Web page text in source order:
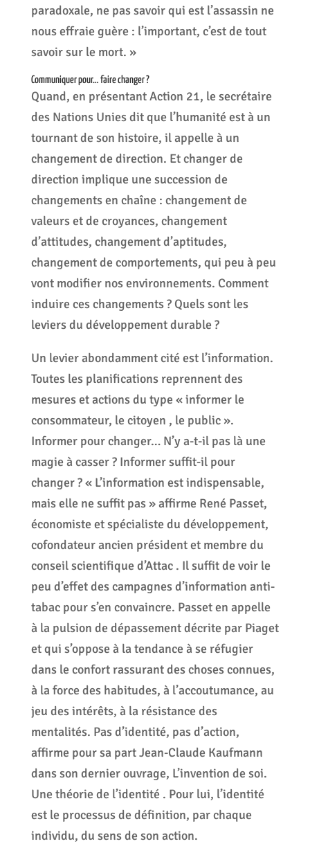
paradoxale, ne pas savoir qui est l’assassin ne
nous effraie guère : l’important, c’est de tout
savoir sur le mort. »
Communiquer pour… faire changer ?
Quand, en présentant Action 21, le secrétaire
des Nations Unies dit que l’humanité est à un
tournant de son histoire, il appelle à un
changement de direction. Et changer de
direction implique une succession de
changements en chaîne : changement de
valeurs et de croyances, changement
d’attitudes, changement d’aptitudes,
changement de comportements, qui peu à peu
vont modifier nos environnements. Comment
induire ces changements ? Quels sont les
leviers du développement durable ?
Un levier abondamment cité est l’information.
Toutes les planifications reprennent des
mesures et actions du type « informer le
consommateur, le citoyen , le public ».
Informer pour changer… N’y a-t-il pas là une
magie à casser ? Informer suffit-il pour
changer ? « L’information est indispensable,
mais elle ne suffit pas » affirme René Passet,
économiste et spécialiste du développement,
cofondateur ancien président et membre du
conseil scientifique d’Attac . Il suffit de voir le
peu d’effet des campagnes d’information anti-
tabac pour s’en convaincre. Passet en appelle
à la pulsion de dépassement décrite par Piaget
et qui s’oppose à la tendance à se réfugier
dans le confort rassurant des choses connues,
à la force des habitudes, à l’accoutumance, au
jeu des intérêts, à la résistance des
mentalités. Pas d’identité, pas d’action,
affirme pour sa part Jean-Claude Kaufmann
dans son dernier ouvrage, L’invention de soi.
Une théorie de l’identité . Pour lui, l’identité
est le processus de définition, par chaque
individu, du sens de son action.